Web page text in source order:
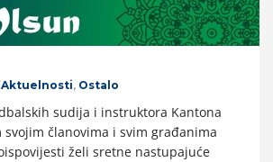
Aktuelnosti, Ostalo
sudija i instruktora Kantona
svojim članovima i svim građanima
želi sretne nastupajuće